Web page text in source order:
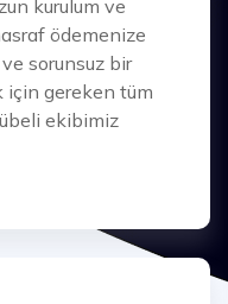
kurulum ve
ödemenize
ve sorunsuz bir
için gereken tüm
ekibimiz